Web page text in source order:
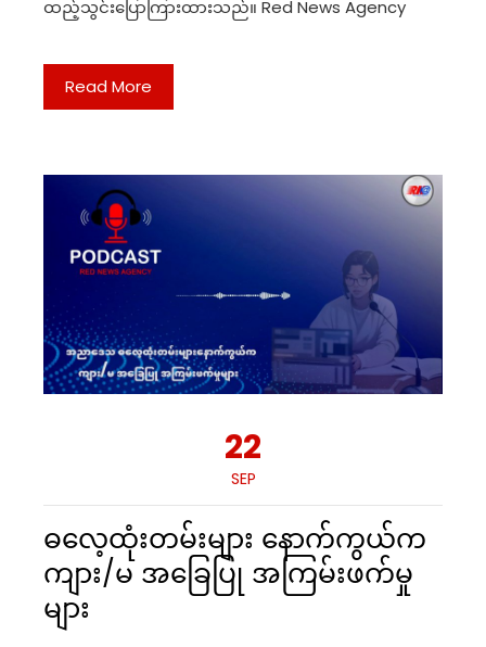
ထည့်သွင်းပြောကြားထားသည်။ Red News Agency
Read More
22
SEP
ဓလေ့ထုံးတမ်းများ နောက်ကွယ်က
ကျား/မ အခြေပြု အကြမ်းဖက်မှု
များ